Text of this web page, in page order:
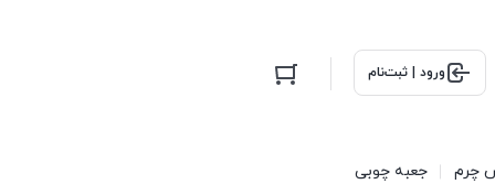
ورود | ثبت‌نام
چرم جعبه چوبی